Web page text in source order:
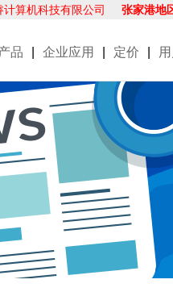
算机科技有限公司 张家港地
品 企业应用 定价